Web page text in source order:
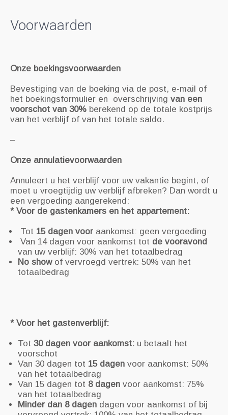
Voorwaarden
Onze boekingsvoorwaarden
Bevestiging van de boeking via de post, e-mail of
het boekingsformulier en
overschrijving van een
voorschot van 30% berekend op de totale kostprijs
van het verblijf of van het totale saldo.
–
Onze annulatievoorwaarden
Annuleert u het verblijf voor uw vakantie begint, of
moet u vroegtijdig uw verblijf afbreken? Dan wordt u
een vergoeding aangerekend:
* Voor de gastenkamers en het appartement:
Tot 15 dagen voor aankomst: geen vergoeding
Van 14 dagen voor aankomst tot de vooravond
van uw verblijf: 30% van het totaalbedrag
No showof vervroegd vertrek: 50% van het
totaalbedrag
* Voor het gastenverblijf:
Tot 30 dagen voor aankomst: u betaalt het
voorschot
Van 30 dagen tot 15 dagen voor aankomst: 50%
van het totaalbedrag
Van 15 dagen tot 8 dagen voor aankomst: 75%
van het totaalbedrag
Minder dan 8 dagen dagen voor aankomst of bij